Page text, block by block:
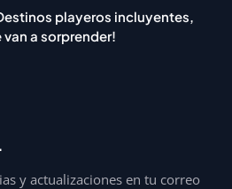
playeros incluyentes,
van a sorprender!
y actualizaciones en tu correo